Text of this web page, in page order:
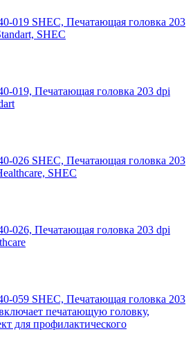
019 SHEC, Печатающая головка 203
SHEC
019, Печатающая головка 203 dpi
026 SHEC, Печатающая головка 203
SHEC
026, Печатающая головка 203 dpi
059 SHEC, Печатающая головка 203
печатающую головку,
для профилактического